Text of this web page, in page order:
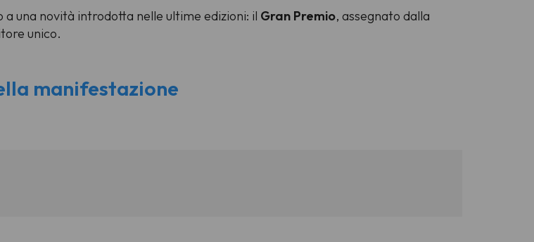
una novità introdotta nelle ultime edizioni: il Gran Premio, assegnato dalla
unico.
manifestazione